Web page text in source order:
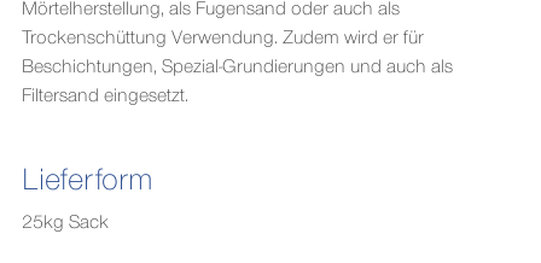
Mörtelherstellung, als Fugensand oder auch als
Trockenschüttung Verwendung. Zudem wird er für
Beschichtungen, Spezial-Grundierungen und auch als
Filtersand eingesetzt.
Lieferform
25kg Sack